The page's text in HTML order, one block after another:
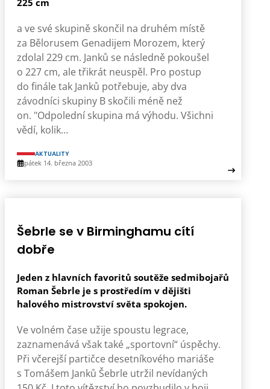
225 cm
a ve své skupině skončil na druhém místě
za Bělorusem Genadijem Morozem, který
zdolal 229 cm. Janků se následně pokoušel
o 227 cm, ale třikrát neuspěl. Pro postup
do finále tak Janků potřebuje, aby dva
závodníci skupiny B skočili méně než
on. "Odpolední skupina má výhodu. Všichni
vědí, kolik…
AKTUALITY
pátek 14. března 2003
Šebrle se v Birminghamu cítí
dobře
Jeden z hlavních favoritů soutěže sedmibojařů
Roman Šebrle je s prostředím v dějišti
halového mistrovství světa spokojen.
Ve volném čase užije spoustu legrace,
zaznamenává však také „sportovní“ úspěchy.
Při včerejší partičce desetníkového mariáše
s Tomášem Janků Šebrle utržil nevídaných